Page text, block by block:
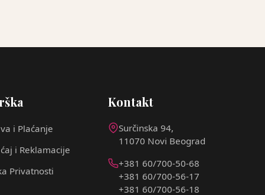
i Plaćanje
i Reklamacije
Privatnosti
Kontakt
Surčinska 94,
11070 Novi Beograd
+381 60/700-50-68
+381 60/700-56-17
+381 60/700-56-18